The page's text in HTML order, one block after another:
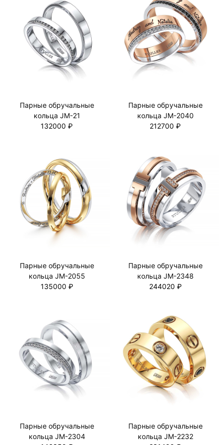
Парные обручальные
кольца JM-21
132000 ₽
Парные обручальные
кольца JM-2040
212700 ₽
Парные обручальные
кольца JM-2055
135000 ₽
Парные обручальные
кольца JM-2348
244020 ₽
Парные обручальные
кольца JM-2304
Парные обручальные
кольца JM-2232